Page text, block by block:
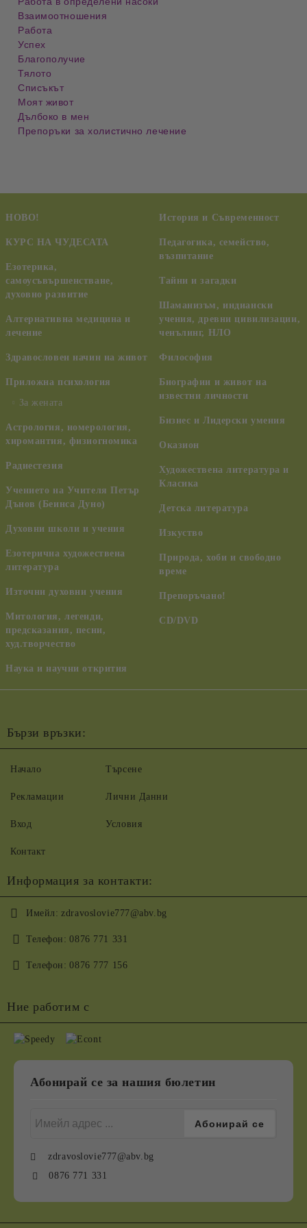
Взаимоотношения
Работа
Успех
Благополучие
Тялото
Списъкът
Моят живот
Дълбоко в мен
Препоръки за холистично лечение
НОВО!
КУРС НА ЧУДЕСАТА
Езотерика,
самоусъвършенстване,
духовно развитие
Алтернативна медицина и
лечение
Здравословен начин на живот
Приложна психология
За жената
Астрология, номерология,
хиромантия, физиогномика
Радиестезия
Учението на Учителя Петър
Дънов (Беинса Дуно)
Духовни школи и учения
Езотерична художествена
литература
Източни духовни учения
Митология, легенди,
предсказания, песни,
худ.творчество
Наука и научни открития
История и Съвременност
Педагогика, семейство,
възпитание
Тайни и загадки
Шаманизъм, индиански
учения, древни цивилизации,
ченълинг, НЛО
Философия
Биографии и живот на
известни личности
Бизнес и Лидерски умения
Оказион
Художествена литература и
Класика
Детска литература
Изкуство
Природа, хоби и свободно
време
Препоръчано!
CD/DVD
Бързи връзки:
Начало
Рекламации
Вход
Контакт
Търсене
Лични Данни
Условия
Информация за контакти:
Имейл: zdravoslovie777@abv.bg
Телефон: 0876 771 331
Телефон: 0876 777 156
Ние работим с
Абонирай се за нашия бюлетин
zdravoslovie777@abv.bg
0876 771 331